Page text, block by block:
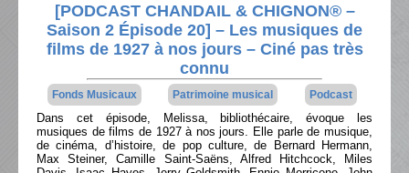
[PODCAST CHANDAIL & CHIGNON® –
Saison 2 Épisode 20] – Les musiques de
films de 1927 à nos jours – Ciné pas très
connu
Fonds Musicaux Patrimoine musical Podcast
Dans cet épisode, Melissa, bibliothécaire, évoque les
musiques de films de 1927 à nos jours. Elle parle de musique,
de cinéma, d’histoire, de pop culture, de Bernard Hermann,
Max Steiner, Camille Saint-Saëns, Alfred Hitchcock, Miles